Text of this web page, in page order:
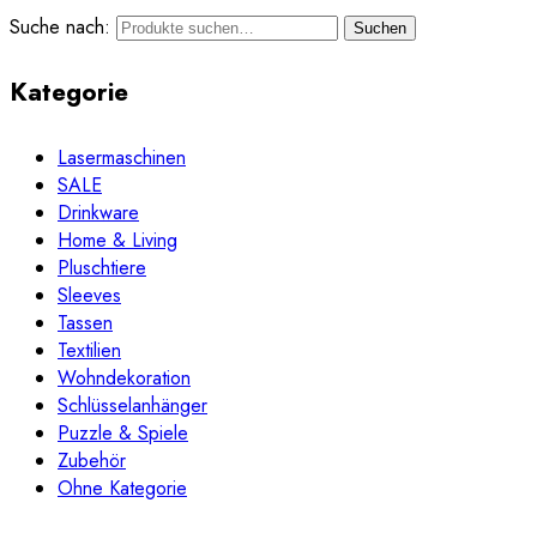
Suche nach: Suchen
Kategorie
Lasermaschinen
SALE
Drinkware
Home & Living
Pluschtiere
Sleeves
Tassen
Textilien
Wohndekoration
Schlüsselanhänger
Puzzle & Spiele
Zubehör
Ohne Kategorie